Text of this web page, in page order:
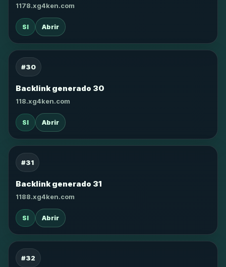
1178.xg4ken.com
SI Abrir
#30
Backlink generado 30
118.xg4ken.com
SI Abrir
#31
Backlink generado 31
1188.xg4ken.com
SI Abrir
#32